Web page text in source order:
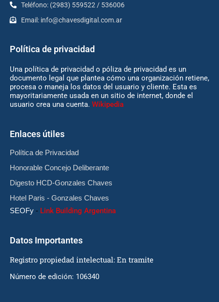
Teléfono: (2983) 559522 / 536006
Email: info@chavesdigital.com.ar
Política de privacidad
Una política de privacidad o póliza de privacidad es un
documento legal que plantea cómo una organización retiene,
procesa o maneja los datos del usuario y cliente. Esta es
mayoritariamente usada en un sitio de internet, donde el
usuario crea una cuenta. Wikipedia
Enlaces útiles
Política de Privacidad
Honorable Concejo Deliberante
Digesto HCD-Gonzales Chaves
Hotel Paris - Gonzales Chaves
SEOFy - Link Building Argentina
Datos Importantes
Registro propiedad intelectual: En tramite
Número de edición: 106340